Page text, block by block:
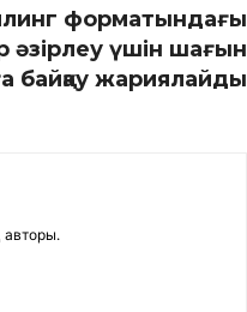
форматындағы
әзірлеу үшін шағын
байқау жариялайды
авторы.